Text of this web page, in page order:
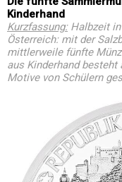
Kinderhand
Kurzfassung:Halbzeit in
Österreich: mit der
mittlerweile fünfte
aus Kinderhand
Motive von Schülern